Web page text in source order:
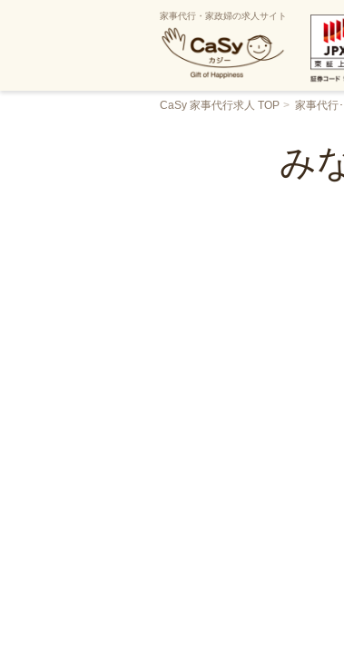
家事代行・家政婦の求人サイト
CaSy 家事代行求人 TOP 家事代行
み